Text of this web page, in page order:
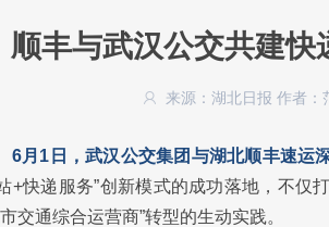
顺丰与武汉公交共建
来源：湖北日报 作者：
6月1日，武汉公交集团与湖北顺丰速
+快递服务”创新模式的成功落地，不仅
交通综合运营商”转型的生动实践。